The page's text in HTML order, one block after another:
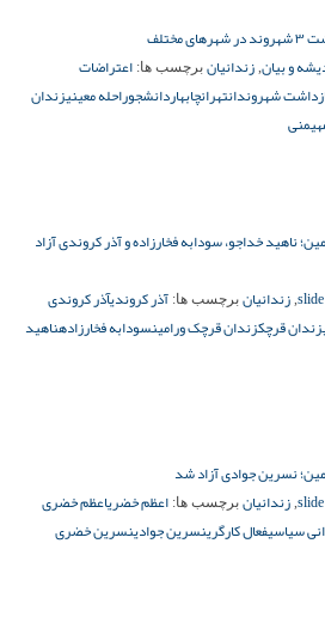
و بیان, زندانیان برچسب ها: اعتراضات
شهروندانتهرانچابهاردانشجوراحله معینیزندان
ناهید خداجو، سودابه فخارزاده و آذر کروندی آزاد
slide
, زندانیان برچسب ها: آذر کروندیآذر کروندی
زندان قرچکزندان قرچک ورامینسودابه فخارزادهناهید
نسرین جوادی آزاد شد
slide
, زندانیان برچسب ها: اعظم خضریاعظم خضری
سیاسیفعال کارگرینسرین جوادینسرین خضری